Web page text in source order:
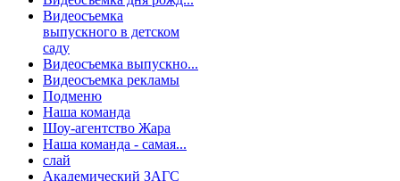
Видеосъемка
выпускного в детском
саду
Видеосъемка выпускно...
Видеосъемка рекламы
Подменю
Наша команда
Шоу-агентство Жара
Наша команда - самая...
слай
Академический ЗАГС